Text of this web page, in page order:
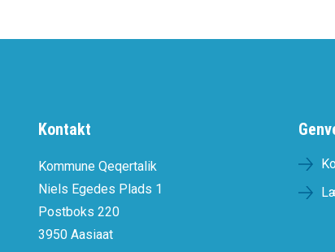
Kontakt
Kommune Qeqertalik
Niels Egedes Plads 1
Postboks 220
3950 Aasiaat